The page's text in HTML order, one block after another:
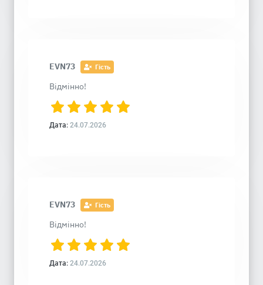
EVN73 Гість
Відмінно!
Дата: 24.07.2026
EVN73 Гість
Відмінно!
Дата: 24.07.2026